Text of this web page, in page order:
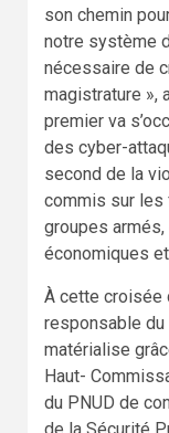
son chemin
notre système
nécessaire de
magistrature »,
premier va
des cyber-
second de la
commis sur
groupes
économiques
À cette croisée
responsable du
matérialise
Haut-
du PNUD de